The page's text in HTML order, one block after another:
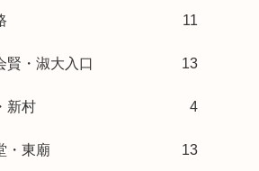
11
賢・淑大入口 13
新村 4
・東廟 13